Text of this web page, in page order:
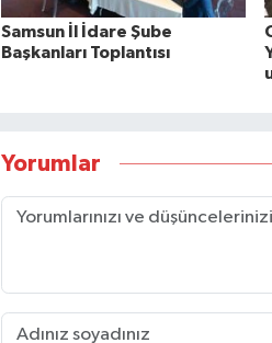
Samsun İl İdare Şube
Başkanları Toplantısı
Yorumlar